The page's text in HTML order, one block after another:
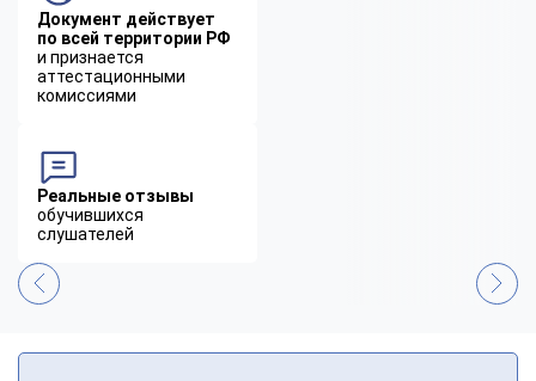
Документ действует
по всей территории РФ
и признается
аттестационными
комиссиями
Реальные отзывы
обучившихся
слушателей